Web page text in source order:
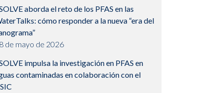
aborda el reto de los PFAS en las
cómo responder a la nueva “era del
de mayo de 2026
impulsa la investigación en PFAS en
contaminadas en colaboración con el